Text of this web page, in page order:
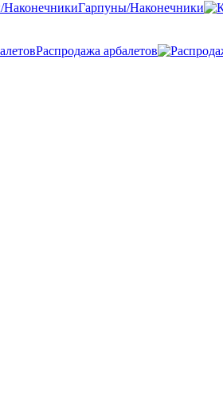
Гарпуны/Наконечники
Распродажа арбалетов